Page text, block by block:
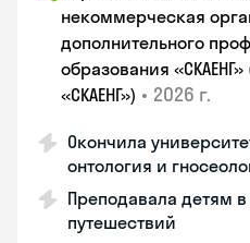
некоммерческая
дополнительного
образования
«СКАЕНГ») • 2026 г.
Окончила
онтология и
Преподавала детям
путешествий